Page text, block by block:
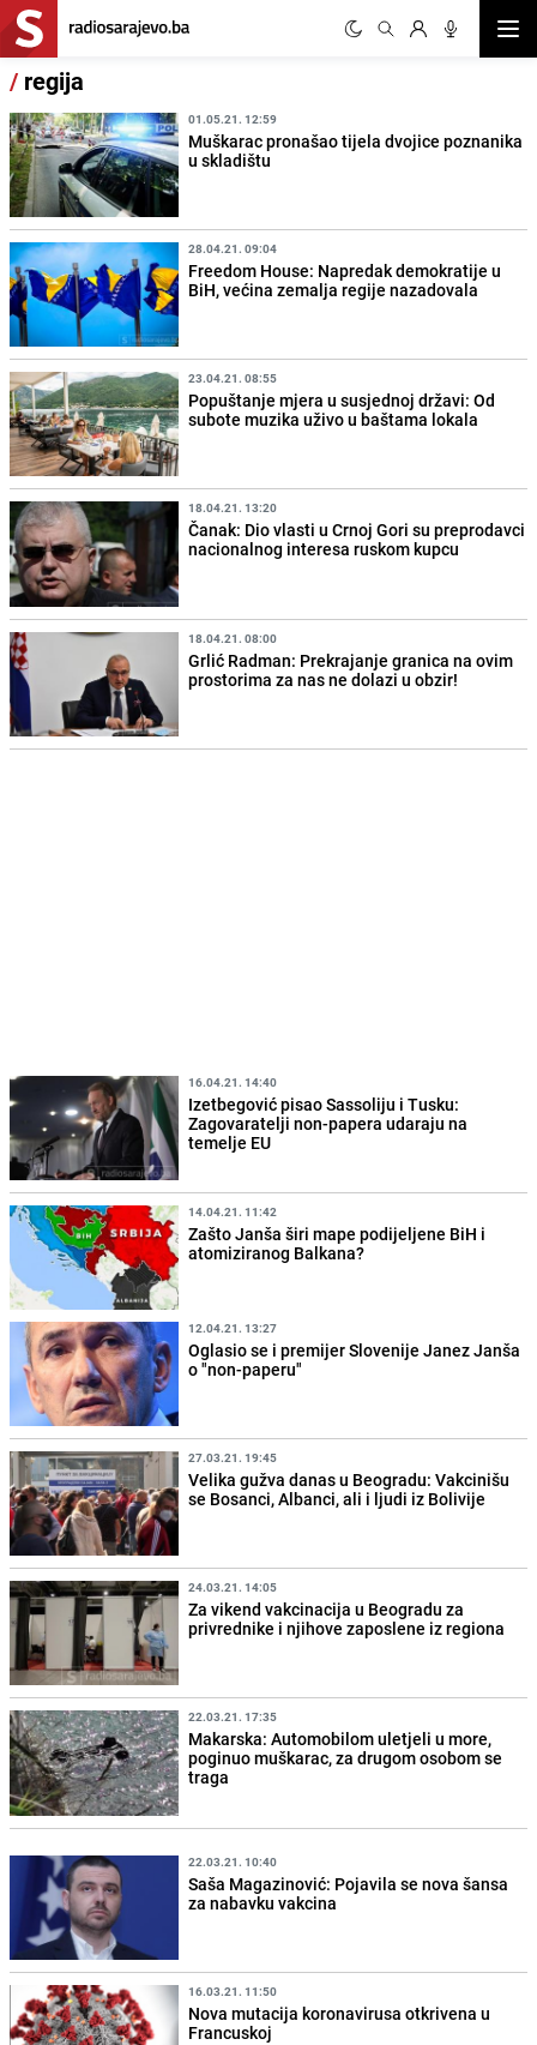
/ regija
01.05.21. 12:59
Muškarac pronašao tijela dvojice poznanika
u skladištu
28.04.21. 09:04
Freedom House: Napredak demokratije u
BiH, većina zemalja regije nazadovala
23.04.21. 08:55
Popuštanje mjera u susjednoj državi: Od
subote muzika uživo u baštama lokala
18.04.21. 13:20
Čanak: Dio vlasti u Crnoj Gori su preprodavci
nacionalnog interesa ruskom kupcu
18.04.21. 08:00
Grlić Radman: Prekrajanje granica na ovim
prostorima za nas ne dolazi u obzir!
16.04.21. 14:40
Izetbegović pisao Sassoliju i Tusku:
Zagovaratelji non-papera udaraju na
temelje EU
14.04.21. 11:42
Zašto Janša širi mape podijeljene BiH i
atomiziranog Balkana?
12.04.21. 13:27
Oglasio se i premijer Slovenije Janez Janša
o "non-paperu"
27.03.21. 19:45
Velika gužva danas u Beogradu: Vakcinišu
se Bosanci, Albanci, ali i ljudi iz Bolivije
24.03.21. 14:05
Za vikend vakcinacija u Beogradu za
privrednike i njihove zaposlene iz regiona
22.03.21. 17:35
Makarska: Automobilom uletjeli u more,
poginuo muškarac, za drugom osobom se
traga
22.03.21. 10:40
Saša Magazinović: Pojavila se nova šansa
za nabavku vakcina
16.03.21. 11:50
Nova mutacija koronavirusa otkrivena u
Francuskoj